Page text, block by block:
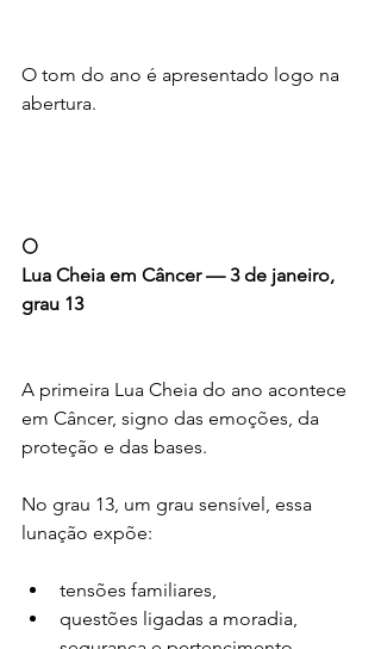
O tom do ano é apresentado logo na
abertura.
🌕
Lua Cheia em Câncer — 3 de janeiro,
grau 13
A primeira Lua Cheia do ano acontece
em Câncer, signo das emoções, da
proteção e das bases.
No grau 13, um grau sensível, essa
lunação expõe:
tensões familiares,
questões ligadas a moradia,